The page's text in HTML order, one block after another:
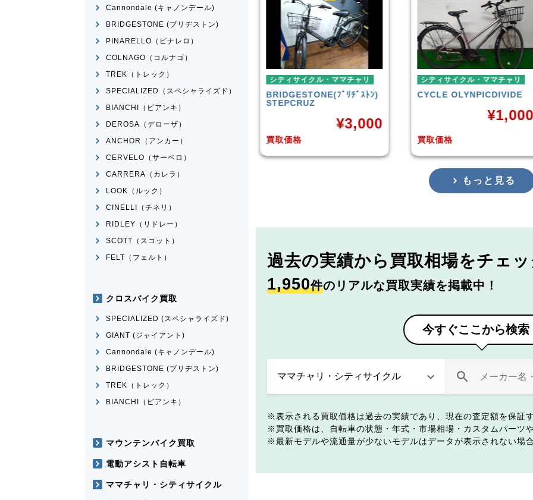
シティサイクル・ママチャリ
BRIDGESTONE(ﾌﾞﾘﾁﾞｽﾄﾝ)
STEPCRUZ
買取価格
シティサイクル・ママチャリ
CYCLE OLYNPICDIVIDE
買取価格
¥ 1,000
ミニベロ
シティサイクル・ママチャリ
SURGE 2021年モ
買取価格
もっと見る
過去の実績から 買取相場をチェ
1,950件のリアルな買取実績を掲載中！
今すぐここから検索
表示される買取価格は過去の実績であり、現在の査定額を保証
買取価格は、自転車の状態・年式・市場相場・カスタムパーツ
最新モデルや流通量が少ないモデルはデータが表示されない場
Cannondale (キャノンデール)
BRIDGESTONE (ブリヂストン)
PINARELLO（ピナレロ）
COLNAGO（コルナゴ）
TREK（トレック）
SPECIALIZED（スペシャライズド）
BIANCHI（ビアンキ）
DEROSA（デローザ）
ANCHOR（アンカー）
CERVELO（サーベロ）
CARRERA（カレラ）
LOOK（ルック）
CINELLI（チネリ）
RIDLEY（リドレー）
SCOTT（スコット）
FELT（フェルト）
クロスバイク買取
SPECIALIZED (スペシャライズド)
GIANT (ジャイアント)
Cannondale (キャノンデール)
BRIDGESTONE (ブリヂストン)
TREK（トレック）
BIANCHI（ビアンキ）
マウンテンバイク買取
電動アシスト自転車
ママチャリ・シティサイクル